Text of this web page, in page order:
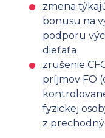
zmena
bonusu na
podporu
dieťaťa
zrušenie
príjmov FO
fyzickej
z